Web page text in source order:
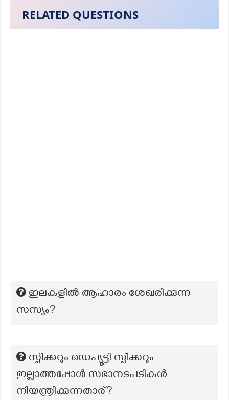
RELATED QUESTIONS
ഇലകളിൽ ആഹാരം ശേഖരിക്കുന്ന
സസ്യം?
സ്പീക്കറും ഡെപ്യൂട്ടി സ്പീക്കറും
ഇല്ലാത്തപ്പോൾ സഭാനടപടികൾ
നിയന്ത്രിക്കുന്നതാര്?